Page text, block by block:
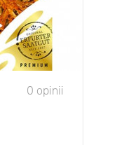
0 opinii